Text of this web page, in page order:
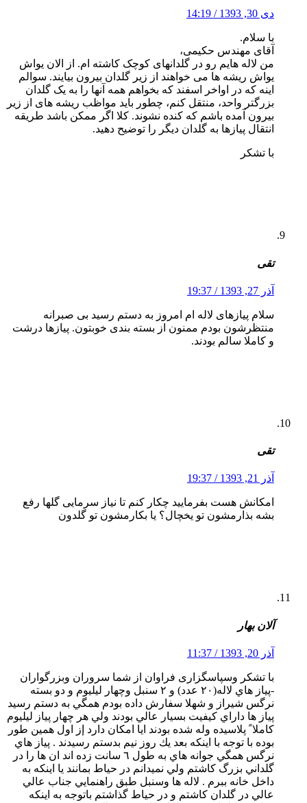
دی 30, 1393 / 14:19
با سلام.
آقای مهندس حکیمی،
من لاله هایم رو در گلدانهای کوچک کاشته ام. از الان یواش
یواش ریشه ها می خواهند از زیر گلدان بیرون بیایند. سوالم
اینه که در اواخر اسفند که بخواهم همه آنها را به یک گلدان
بزرگتر واحد، منتقل کنم، چطور باید مواظب ریشه های از زیر
بیرون آمده باشم که کنده نشوند. کلا اگر ممکن باشد طریقه
انتقال پیازها به گلدان دیگر را توضیح دهید.
با تشکر
تقی
آذر 27, 1393 / 19:37
سلام پیازهای لاله ام امروز به دستم رسید بی صبرانه
منتظرشون بودم ممنون از بسته بندی خوبتون. پیازها درشت
و کاملا سالم بودند.
تقی
آذر 21, 1393 / 19:37
امکانش هست بفرمایید چکار کنم تا نیاز سرمایی گلها رفع
بشه بذارمشون تو یخچال؟ یا بکارمشون تو گلدون
آلان بهار
آذر 20, 1393 / 11:37
با تشکر وسپاسگزاری فراوان از شما سروران وبزرگواران
-پياز هاي لاله(٢٠ عدد) و ٢ سنبل وچهار ليليوم و دو بسته
نرگس شيراز و شهلا سفارش داده بودم همگي به دستم رسيد
پياز ها داراي كيفيت بسيار عالي بودند ولي هر چهار پياز ليليوم
كاملا ً پلاسيده وله شده بودند ايا امكان دارد إز اول همين طور
بوده با توجه با اينكه بعد يك روز نيم بدستم رسيدند . پياز هاي
نرگس همگي جوانه هاي به طول ٦ سانت زده اند ان ها را در
گلداني بزرگ كاشتم ولي نميدانم در حياط بمانند يا اينكه به
داخل خانه ببرم . لاله ها وسنبل طبق راهنمايي جناب عالي
عالي در گلدان كاشتم و در حياط گذاشتم باتوجه به اينكه